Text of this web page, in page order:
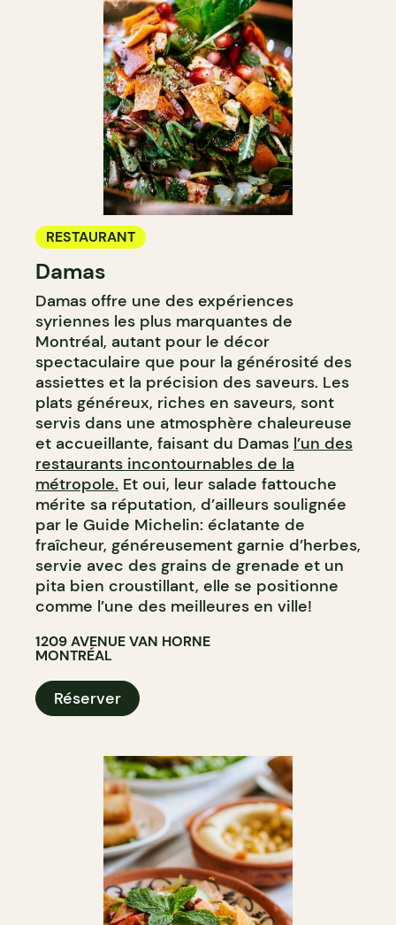
RESTAURANT
Damas
Damas offre une des expériences
syriennes les plus marquantes de
Montréal, autant pour le décor
spectaculaire que pour la générosité des
assiettes et la précision des saveurs. Les
plats généreux, riches en saveurs, sont
servis dans une atmosphère chaleureuse
et accueillante, faisant du Damas l’un des
restaurants incontournables de la
métropole. Et oui, leur salade fattouche
mérite sa réputation, d’ailleurs soulignée
par le Guide Michelin: éclatante de
fraîcheur, généreusement garnie d’herbes,
servie avec des grains de grenade et un
pita bien croustillant, elle se positionne
comme l’une des meilleures en ville!
1209 AVENUE VAN HORNE
MONTRÉAL
Réserver